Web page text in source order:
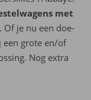
met
. Of je nu een doe-
een grote en/of
Nog extra